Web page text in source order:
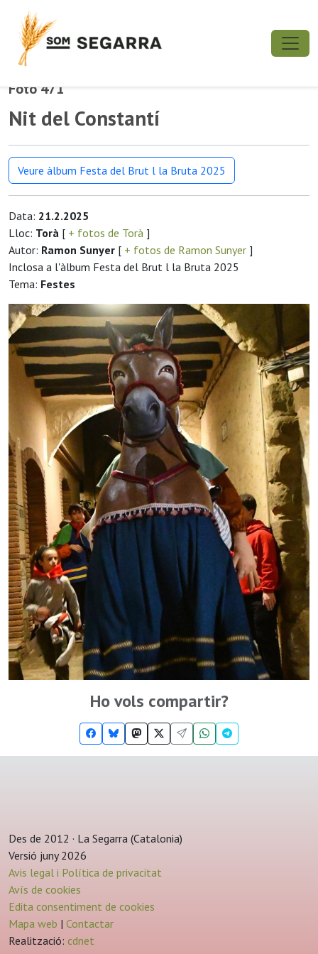
Foto 471
Nit del Constantí
Veure àlbum Festa del Brut l la Bruta 2025
Data: 21.2.2025
Lloc: Torà [ + fotos de Torà ]
Autor: Ramon Sunyer [ + fotos de Ramon Sunyer ]
Inclosa a l'àlbum Festa del Brut l la Bruta 2025
Tema: Festes
Ho vols compartir?
Des de 2012 · La Segarra (Catalonia)
Versió juny 2026
Avis legal i Política de privacitat
Avís de cookies
Edita consentiment de cookies
Mapa web | Contactar
Realització: cdnet